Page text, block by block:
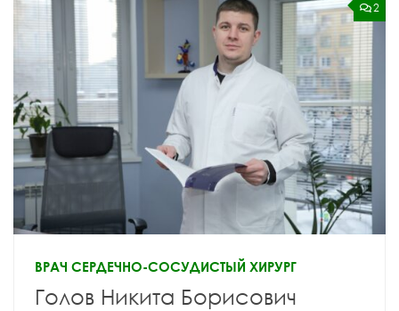
2
ВРАЧ СЕРДЕЧНО-СОСУДИСТЫЙ ХИРУРГ
Голов Никита Борисович